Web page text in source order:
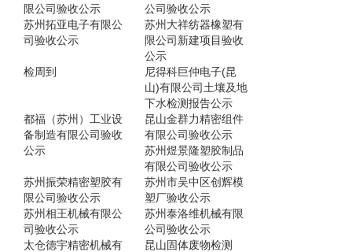
限公司验收公示
公司验收公示
苏州拓亚电子有限公
司验收公示
苏州大祥纺器橡塑有
限公司新建项目验收
公示
检周到
尼得科巨仲电子(昆
山)有限公司土壤及地
下水检测报告公示
都福（苏州）工业设
备制造有限公司验收
公示
昆山金群力精密组件
有限公司验收公示
苏州煜景隆塑胶制品
有限公司验收公示
苏州振荣精密塑胶有
限公司验收公示
苏州市吴中区创辉模
塑厂验收公示
苏州相王机械有限公
司验收公示
苏州泰洛维机械有限
公司验收公示
太仓德宇精密机械有
昆山固体废物检测